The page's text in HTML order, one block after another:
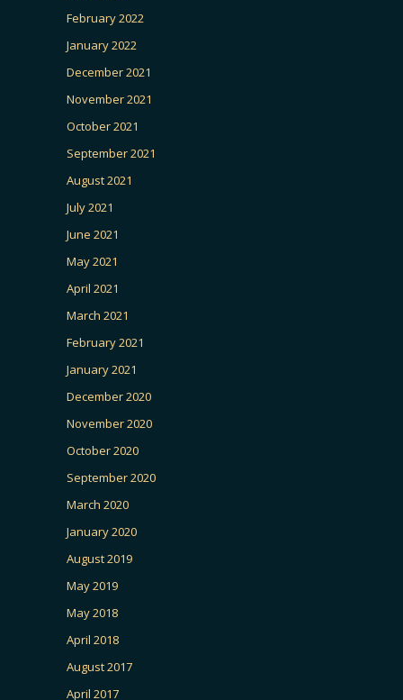
February 2022
January 2022
December 2021
November 2021
October 2021
September 2021
August 2021
July 2021
June 2021
May 2021
April 2021
March 2021
February 2021
January 2021
December 2020
November 2020
October 2020
September 2020
March 2020
January 2020
August 2019
May 2019
May 2018
April 2018
August 2017
April 2017